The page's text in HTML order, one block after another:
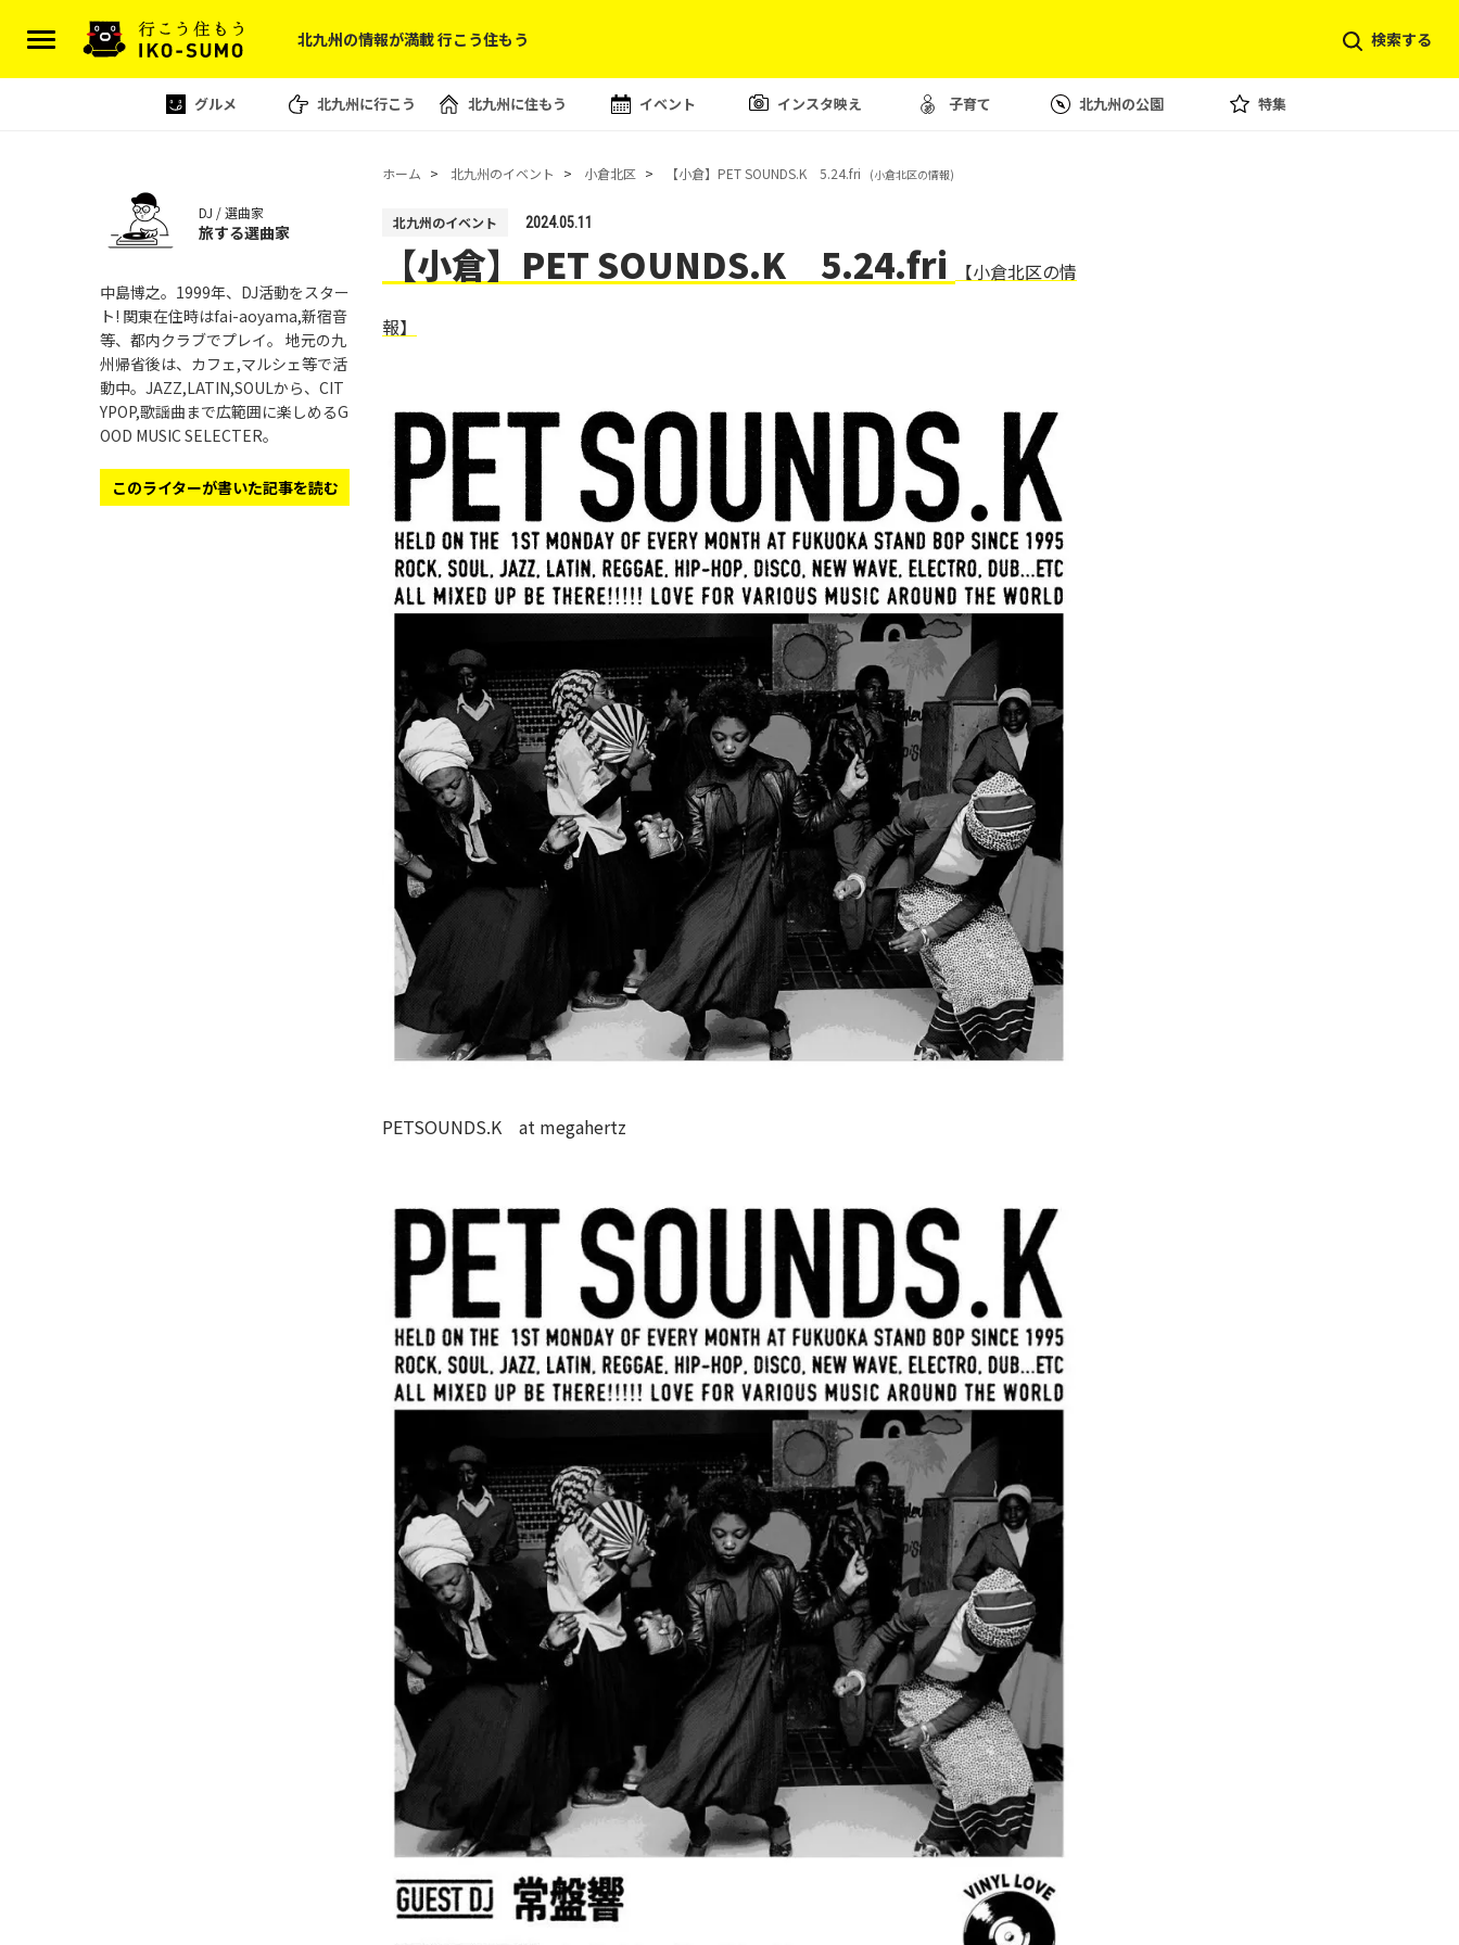
北九州の情報が満載 行こう住もう 検索する
グルメ 北九州に行こう 北九州に住もう イベント インスタ映え 子育て 北九州の公園 特集
ホーム 北九州のイベント 小倉北区 【小倉】PET SOUNDS.K 5.24.fri (小倉北区の情報)
北九州のイベント 2024.05.11
【小倉】PET SOUNDS.K 5.24.fri 【小倉北区の情
報】
PETSOUNDS.K at megahertz
DJ / 選曲家
旅する選曲家
中島博之。1999年、DJ活動をスター
ト! 関東在住時はfai-aoyama,新宿音
等、都内クラブでプレイ。 地元の九
州帰省後は、カフェ,マルシェ等で活
動中。JAZZ,LATIN,SOULから、CIT
YPOP,歌謡曲まで広範囲に楽しめるG
OOD MUSIC SELECTER。
このライターが書いた記事を読む